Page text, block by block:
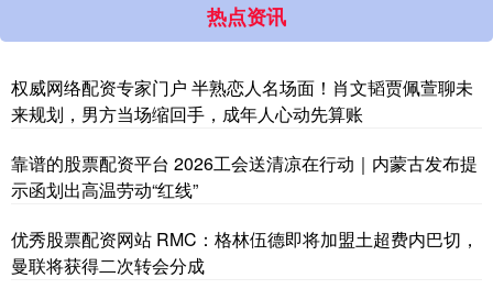
热点资讯
权威网络配资专家门户 半熟恋人名场面！肖文韬贾佩萱聊未
来规划，男方当场缩回手，成年人心动先算账
靠谱的股票配资平台 2026工会送清凉在行动｜内蒙古发布提
示函划出高温劳动“红线”
优秀股票配资网站 RMC：格林伍德即将加盟土超费内巴切，
曼联将获得二次转会分成